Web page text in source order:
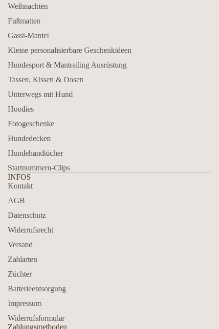
Weihnachten
Fußmatten
Gassi-Mantel
Kleine personalisierbare Geschenkideen
Hundesport & Mantrailing Ausrüstung
Tassen, Kissen & Dosen
Unterwegs mit Hund
Hoodies
Fotogeschenke
Hundedecken
Hundehandtücher
Startnummern-Clips
INFOS
Kontakt
AGB
Datenschutz
Widerrufsrecht
Versand
Zahlarten
Züchter
Batterieentsorgung
Impressum
Widerrufsformular
Zahlungsmethoden